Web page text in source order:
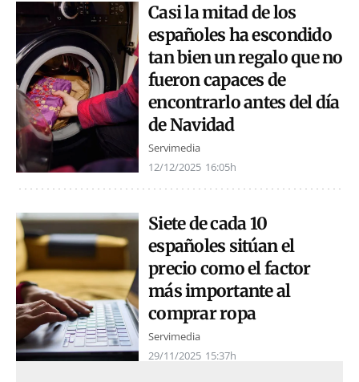
Casi la mitad de los
españoles ha escondido
tan bien un regalo que no
fueron capaces de
encontrarlo antes del día
de Navidad
Servimedia
12/12/2025 16:05h
Siete de cada 10
españoles sitúan el
precio como el factor
más importante al
comprar ropa
Servimedia
29/11/2025 15:37h